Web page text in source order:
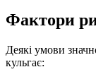
Фактори
Деякі умови
кульгає: